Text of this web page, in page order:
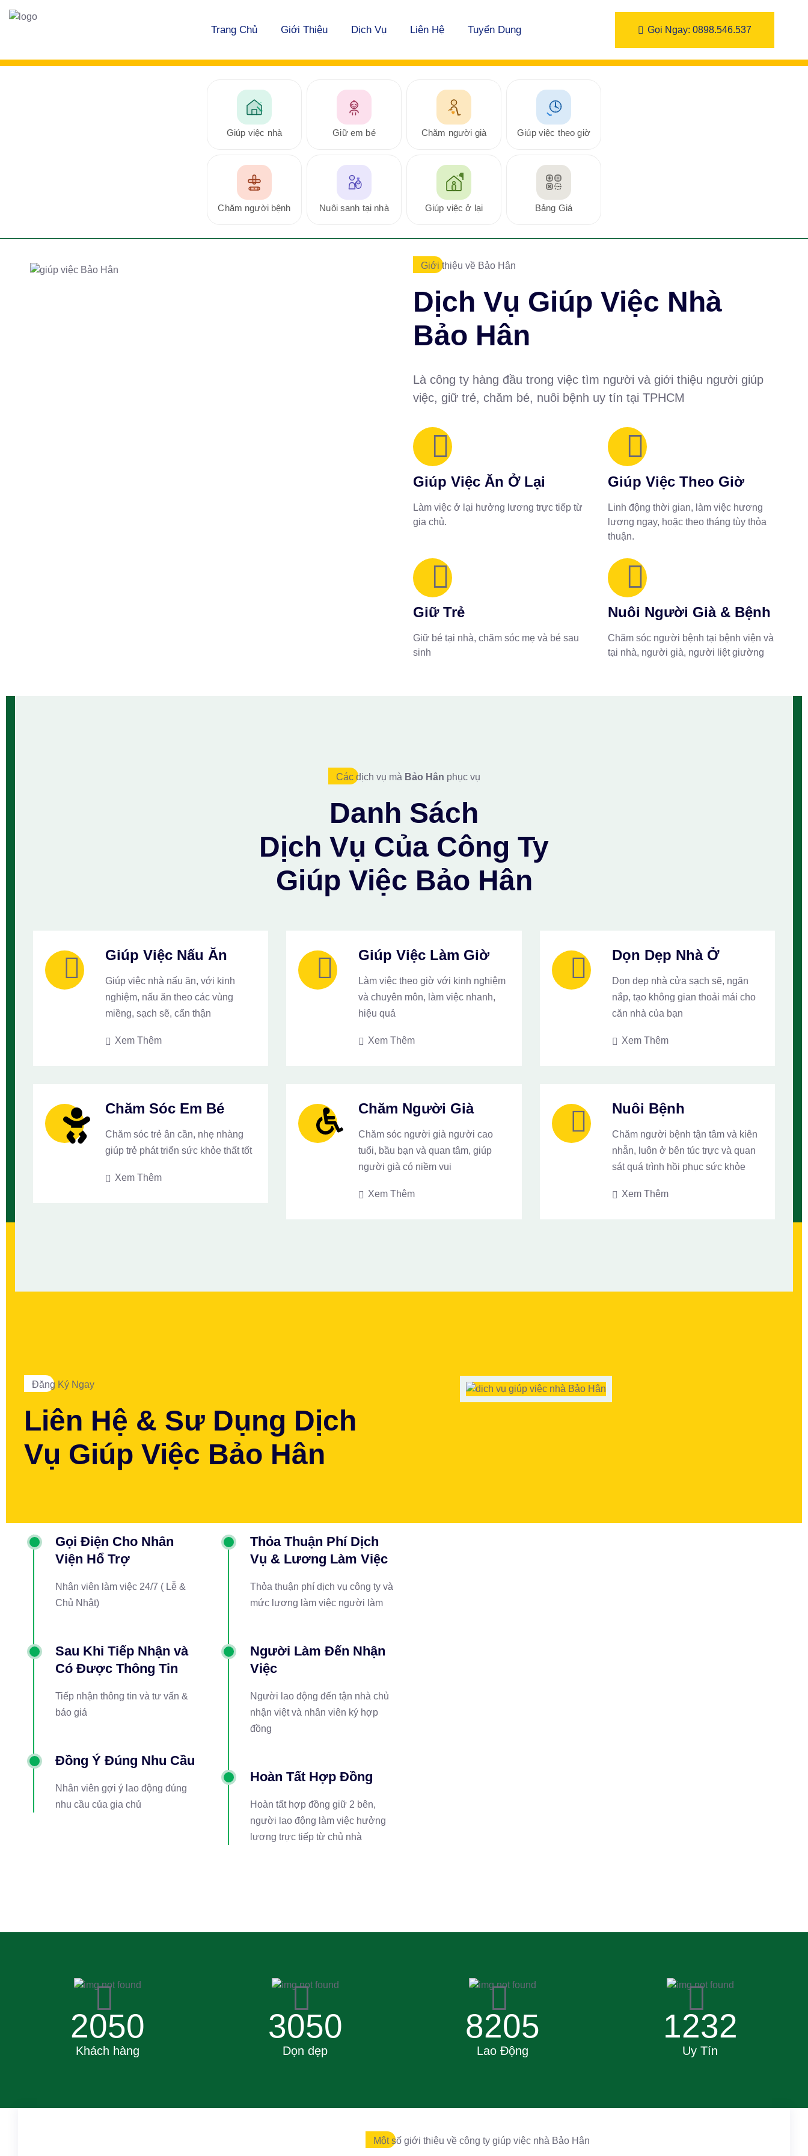
Trang Chủ Giới Thiệu Dịch Vụ Liên Hệ Tuyển Dụng Gọi Ngay: 0898.546.537
Giúp việc nhà Giữ em bé Chăm người già Giúp việc theo giờ
Chăm người bệnh Nuôi sanh tại nhà Giúp việc ở lại Bảng Giá
Giới thiệu về Bảo Hân
Dịch Vụ Giúp Việc Nhà
Bảo Hân
Là công ty hàng đầu trong việc tìm người và giới thiệu người giúp
việc, giữ trẻ, chăm bé, nuôi bệnh uy tín tại TPHCM
Giúp Việc Ăn Ở Lại
Làm việc ở lại hưởng lương trực tiếp từ
gia chủ.
Giúp Việc Theo Giờ
Linh động thời gian, làm việc hương
lương ngay, hoặc theo tháng tùy thỏa
thuận.
Giữ Trẻ
Giữ bé tại nhà, chăm sóc mẹ và bé sau
sinh
Nuôi Người Già & Bệnh
Chăm sóc người bệnh tại bệnh viện và
tại nhà, người già, người liệt giường
Các dịch vụ mà Bảo Hân phục vụ
Danh Sách
Dịch Vụ Của Công Ty
Giúp Việc Bảo Hân
Giúp Việc Nấu Ăn
Giúp việc nhà nấu ăn, với kinh
nghiệm, nấu ăn theo các vùng
miềng, sạch sẽ, cẩn thận
Xem Thêm
Giúp Việc Làm Giờ
Làm việc theo giờ với kinh nghiệm
và chuyên môn, làm việc nhanh,
hiệu quả
Xem Thêm
Dọn Dẹp Nhà Ở
Dọn dẹp nhà cửa sạch sẽ, ngăn
nắp, tạo không gian thoải mái cho
căn nhà của bạn
Xem Thêm
Chăm Sóc Em Bé
Chăm sóc trẻ ân cần, nhẹ nhàng
giúp trẻ phát triển sức khỏe thất tốt
Xem Thêm
Chăm Người Già
Chăm sóc người già người cao
tuổi, bầu bạn và quan tâm, giúp
người già có niềm vui
Xem Thêm
Nuôi Bệnh
Chăm người bệnh tận tâm và kiên
nhẫn, luôn ở bên túc trực và quan
sát quá trình hồi phục sức khỏe
Xem Thêm
Đăng Ký Ngay
Liên Hệ & Sư Dụng Dịch
Vụ Giúp Việc Bảo Hân
Gọi Điện Cho Nhân
Viện Hổ Trợ
Nhân viên làm việc 24/7 ( Lễ &
Chủ Nhật)
Sau Khi Tiếp Nhận và
Có Được Thông Tin
Tiếp nhận thông tin và tư vấn &
báo giá
Đồng Ý Đúng Nhu Cầu
Nhân viên gợi ý lao động đúng
nhu cầu của gia chủ
Thỏa Thuận Phí Dịch
Vụ & Lương Làm Việc
Thỏa thuận phí dịch vụ công ty và
mức lương làm việc người làm
Người Làm Đến Nhận
Việc
Người lao động đến tận nhà chủ
nhận việt và nhân viên ký hợp
đồng
Hoàn Tất Hợp Đồng
Hoàn tất hợp đồng giữ 2 bên,
người lao động làm việc hưởng
lương trực tiếp từ chủ nhà
2050
Khách hàng
3050
Dọn dẹp
8205
Lao Động
1232
Uy Tín
Một số giới thiệu về công ty giúp việc nhà Bảo Hân